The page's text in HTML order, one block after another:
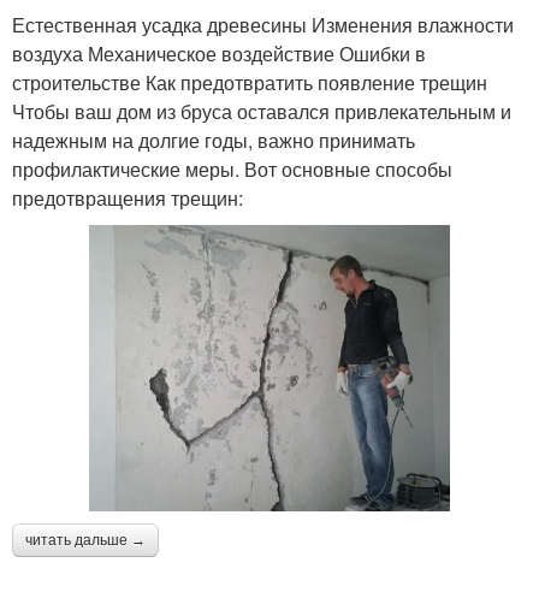
Естественная усадка древесины Изменения влажности
воздуха Механическое воздействие Ошибки в
строительстве Как предотвратить появление трещин
Чтобы ваш дом из бруса оставался привлекательным и
надежным на долгие годы, важно принимать
профилактические меры. Вот основные способы
предотвращения трещин:
читать дальше →